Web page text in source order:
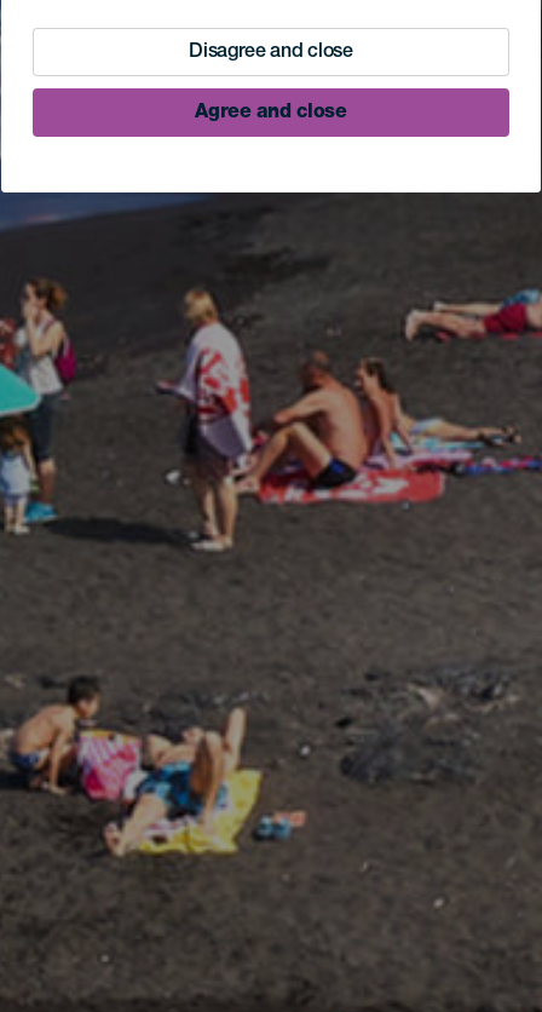
Disagree and close
Agree and close